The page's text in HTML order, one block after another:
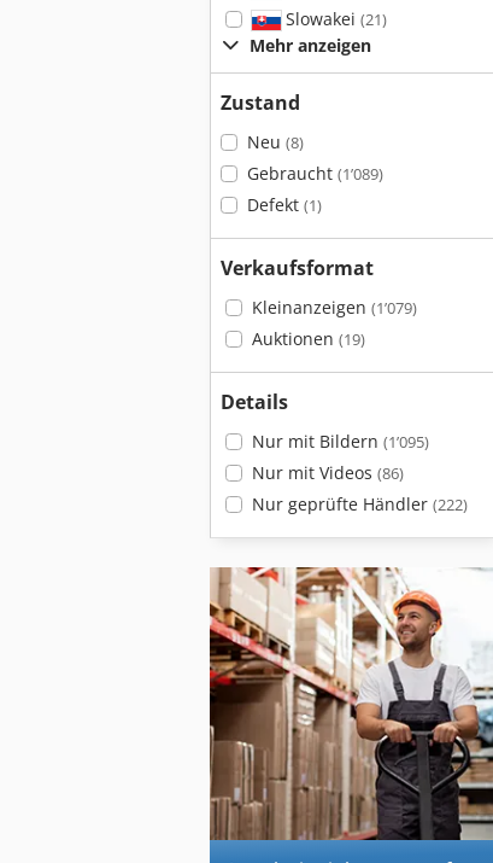
Slowakei (21)
Mehr anzeigen
Zustand
Neu (8)
Gebraucht (1’089)
Defekt (1)
Verkaufsformat
Kleinanzeigen (1’079)
Auktionen (19)
Details
Nur mit Bildern (1’095)
Nur mit Videos (86)
Nur geprüfte Händler (222)